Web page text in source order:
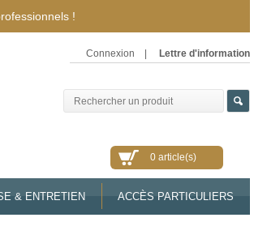
!
Connexion Lettre d'information
0 article(s)
& ENTRETIEN ACCÈS PARTICULIERS